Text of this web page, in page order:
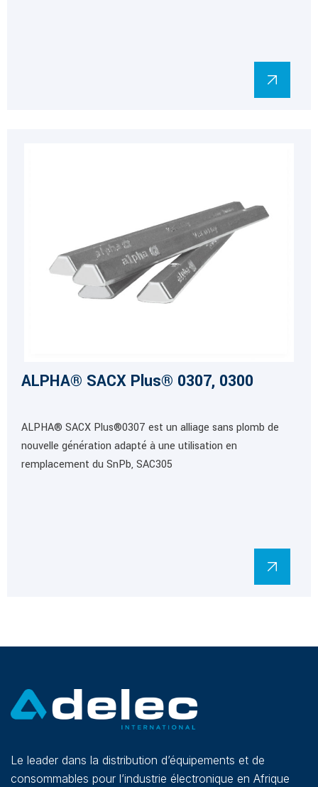
ALPHA® SACX Plus® 0307, 0300
ALPHA® SACX Plus®0307 est un alliage sans plomb de
nouvelle génération adapté à une utilisation en
remplacement du SnPb, SAC305
Le leader dans la distribution d’équipements et de
consommables pour l’industrie électronique en Afrique